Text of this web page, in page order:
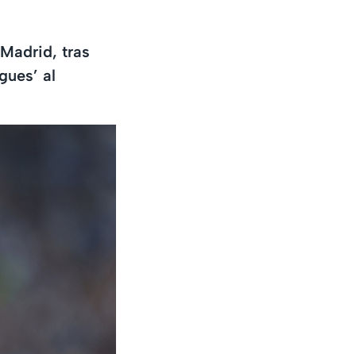
tras
al